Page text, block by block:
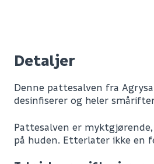
Detaljer
Denne pattesalven fra
desinfiserer og heler
Pattesalven er
på huden. Etterlater ikke en
Leverandørens